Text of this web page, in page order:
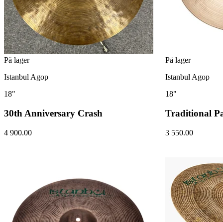
På lager
Istanbul Agop
18"
30th Anniversary Crash
4 900.00
På lager
Istanbul Agop
18"
Traditional
3 550.00